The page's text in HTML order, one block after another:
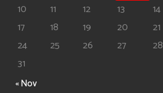
10
11 12 13 14
17
18 19 20 21
24
25 26 27 28
31
« Nov